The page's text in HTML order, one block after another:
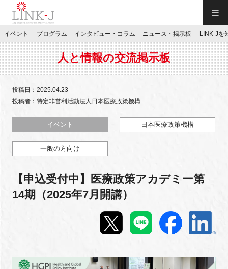
JP／EN
特別会員専用メニュー
施設ご予約
お問い合わせ
イベント プログラム インタビュー・コラム ニュース・掲示板 LINK-Jを
人と情報の交流掲示板
投稿日：2025.04.23
投稿者：特定非営利活動法人日本医療政策機構
イベント 日本医療政策機構
一般の方向け
【申込受付中】医療政策アカデミー第
14期（2025年7月開講）